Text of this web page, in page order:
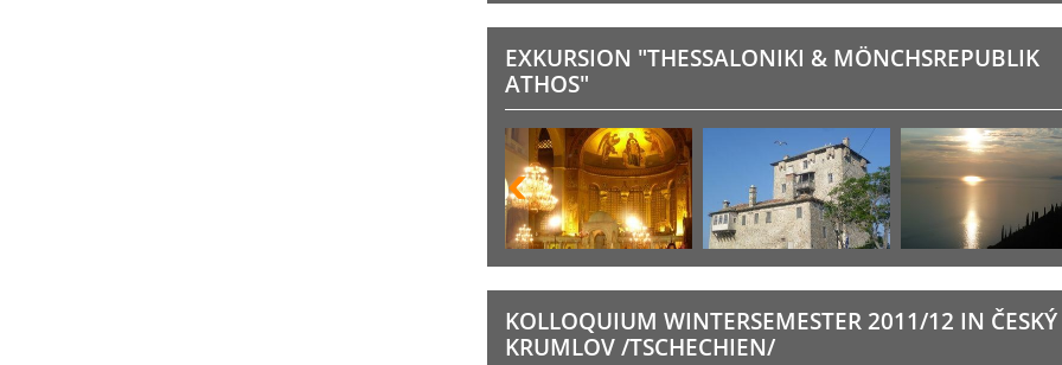
EXKURSION "THESSALONIKI & MÖNCHSREPUBLIK
ATHOS"
KOLLOQUIUM WINTERSEMESTER 2011/12 IN ČESKÝ
KRUMLOV /TSCHECHIEN/